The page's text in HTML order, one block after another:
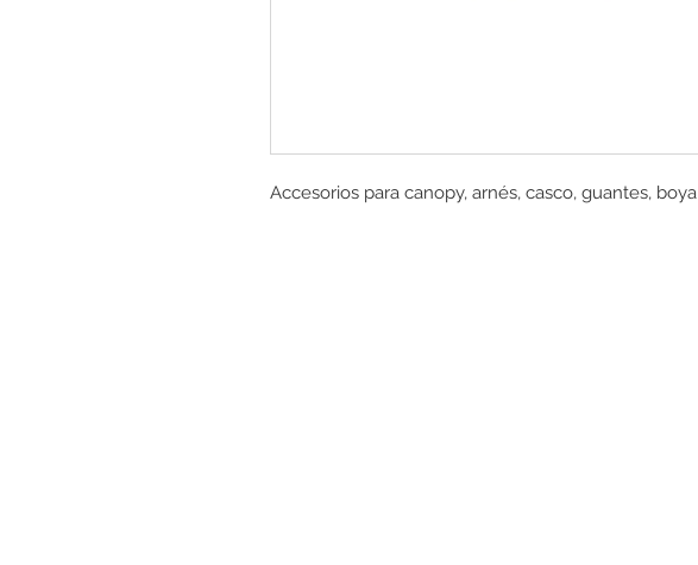
Accesorios para canopy, arnés, casco, guantes, boya